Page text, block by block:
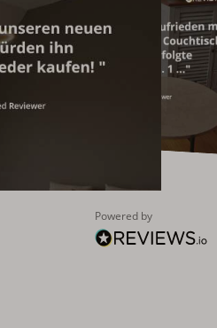
Powered by